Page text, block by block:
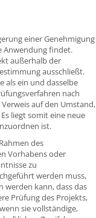
einer Genehmigung
Anwendung findet.
außerhalb der
ausschließt.
als ein und dasselbe
nach
auf den Umstand,
liegt somit eine neue
ist.
des
Vorhabens oder
zu
werden muss,
werden kann, dass das
Prüfung des Projekts,
sie vollständige,